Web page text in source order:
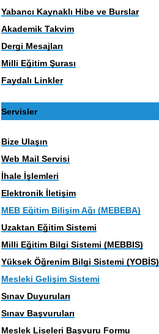
Yabancı Kaynaklı Hibe ve Burslar
Akademik Takvim
Dergi Mesajları
Milli Eğitim Şurası
Faydalı Linkler
Servisler
Bize Ulaşın
Web Mail Servisi
İhale İşlemleri
Elektronik İletişim
MEB Eğitim Bilişim Ağı (MEBEBA)
Uzaktan Eğitim Sistemi
Milli Eğitim Bilgi Sistemi (MEBBIS)
Yüksek Öğrenim Bilgi Sistemi (YOBİS)
Mesleki Gelişim Sistemi
Sınav Duyuruları
Sınav Başvuruları
Meslek Liseleri Başvuru Formu